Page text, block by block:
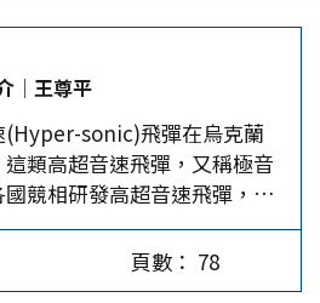
感念其開台之功，祭祀不
」牌匾，認可他為明朝盡
「逆賊」形象還是難以避
日本窺伺，巡撫沈葆楨上奏
，絕非國朝亂賊，讓官方為
已接受鄭氏信仰的民心，獲
山王廟」。日本占領台灣
該廟改建成日本社殿建築，
上就有鄭和下西洋、林鳳兩
下西洋：明成祖1405年至
模遠洋航海，跨越了東亞地
半島、以及東非各地，命鄭
27,400名船員的龐大船隊遠
制海權與商業貿易行為之先
擴張領土」的家訓，明成祖
不搞帝國主義、殖民主義，
│王尊平
(Hyper-sonic)飛彈在烏克蘭
類高超音速飛彈，又稱極音
競相研發高超音速飛彈，但
際產品問世。美國亦曾多次
敗，直到今年3月才成功。
俄製匕首飛彈、鋯石飛彈、
頁數： 78